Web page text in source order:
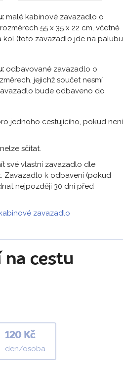
malé kabinové zavazadlo o
55 x 35 x 22 cm, včetně
kol (toto zavazadlo jde na palubu
odbavované zavazadlo o
jejichž součet nesmí
bude odbaveno do
jednoho cestujícího, pokud není
sčítat.
své vlastní zavazadlo dle
Zavazadlo k odbavení (pokud
nejpozději 30 dní před
zavazadlo
na cestu
120 Kč
den/osoba